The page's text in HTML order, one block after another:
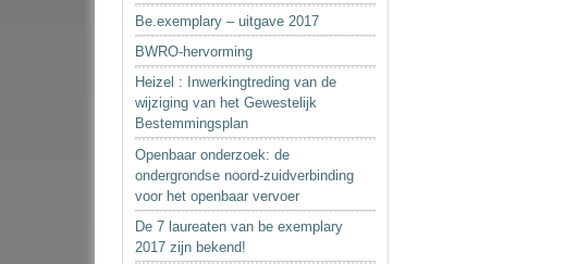
Be.exemplary – uitgave 2017
BWRO-hervorming
Heizel : Inwerkingtreding van de
wijziging van het Gewestelijk
Bestemmingsplan
Openbaar onderzoek: de
ondergrondse noord-zuidverbinding
voor het openbaar vervoer
De 7 laureaten van be exemplary
2017 zijn bekend!